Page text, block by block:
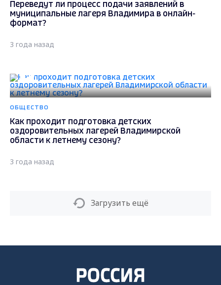
Переведут ли процесс подачи заявлений в
муниципальные лагеря Владимира в онлайн-
формат?
3 года назад
ОБЩЕСТВО
Как проходит подготовка детских
оздоровительных лагерей Владимирской
области к летнему сезону?
3 года назад
Загрузить ещё